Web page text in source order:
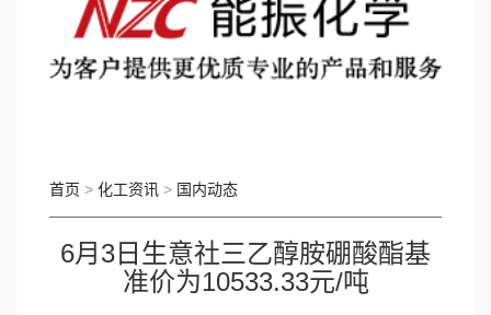
国际动态
首页 > 化工资讯 > 国内动态
6月3日生意社三乙醇胺硼酸酯基
准价为10533.33元/吨